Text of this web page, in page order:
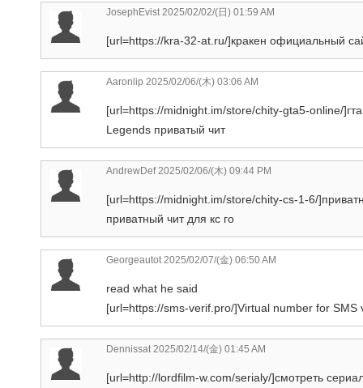
JosephEvist 2025/02/02/(日) 01:59 AM
[url=https://kra-32-at.ru/]кракен официальный
Aaronlip 2025/02/06/(木) 03:06 AM
[url=https://midnight.im/store/chity-gta5-online/
Legends приватый чит
AndrewDef2025/02/06/(木) 09:44 PM
[url=https://midnight.im/store/chity-cs-1-6/
приватный чит для кс го
Georgeautot 2025/02/07/(金) 06:50 AM
read what he said
[url=https://sms-verif.pro/]Virtual number for SMS
Dennissat 2025/02/14/(金) 01:45 AM
[url=http://lordfilm-w.com/serialy/]смотреть